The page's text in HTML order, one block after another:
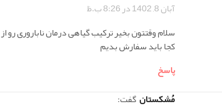
آبان 8, 1402 در 8:26 ب.ظ
سلام وقتتون بخیر ترکیب گیاهی درمان ناباروری رو از
کجا باید سفارش بدیم
پاسخ
مُشکستانگفت: